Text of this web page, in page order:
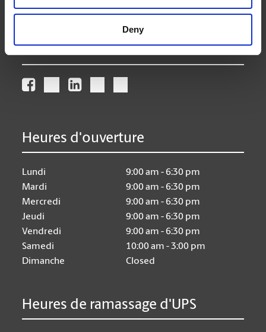
Deny
store153@theupsstore.ca
Nous suivre
Heures d'ouverture
Lundi
9:00 am - 6:30 pm
Mardi
9:00 am - 6:30 pm
Mercredi
9:00 am - 6:30 pm
Jeudi
9:00 am - 6:30 pm
Vendredi
9:00 am - 6:30 pm
Samedi
10:00 am - 3:00 pm
Dimanche
Closed
Heures de ramassage d'UPS